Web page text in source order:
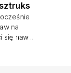
na
się nawet